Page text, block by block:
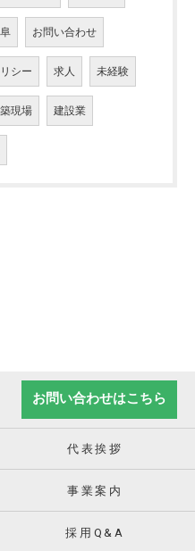
お問い合わせ
シー 求人 未経験
現場 建設業
お問い合わせはこちら
代表挨拶
事業案内
採用Q&A